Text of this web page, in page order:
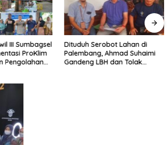
III Sumbagsel
ProKlim
Pengolahan
Dituduh Serobot Lahan di
Palembang, Ahmad Suhaimi
Gandeng LBH dan Tolak